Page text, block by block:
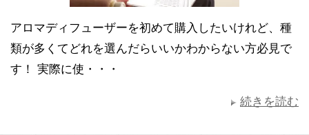
アロマディフューザーを初めて購入したいけれど、種
類が多くてどれを選んだらいいかわからない方必見で
す！ 実際に使・・・
続きを読む